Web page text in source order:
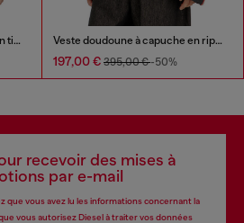
Veste matelassée à capuche en tissu enduit Veste doudoune à capuche en ripstop brillant
197,00 € 395,00 €-50%
recevoir des mises à
par e-mail
que vous avez lu les informations concernant la
vous autorisez Diesel à traiter vos données